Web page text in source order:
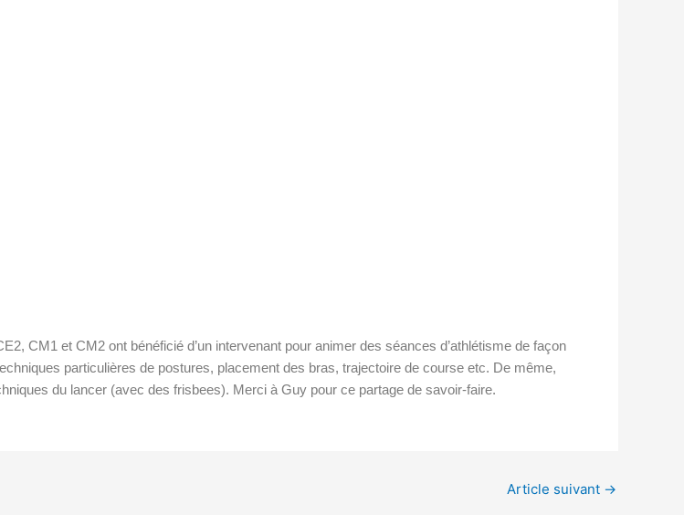
CM1 et CM2 ont bénéficié d’un intervenant pour animer des séances d’athlétisme de façon
particulières de postures, placement des bras, trajectoire de course etc. De même,
du lancer (avec des frisbees). Merci à Guy pour ce partage de savoir-faire.
Article suivant →